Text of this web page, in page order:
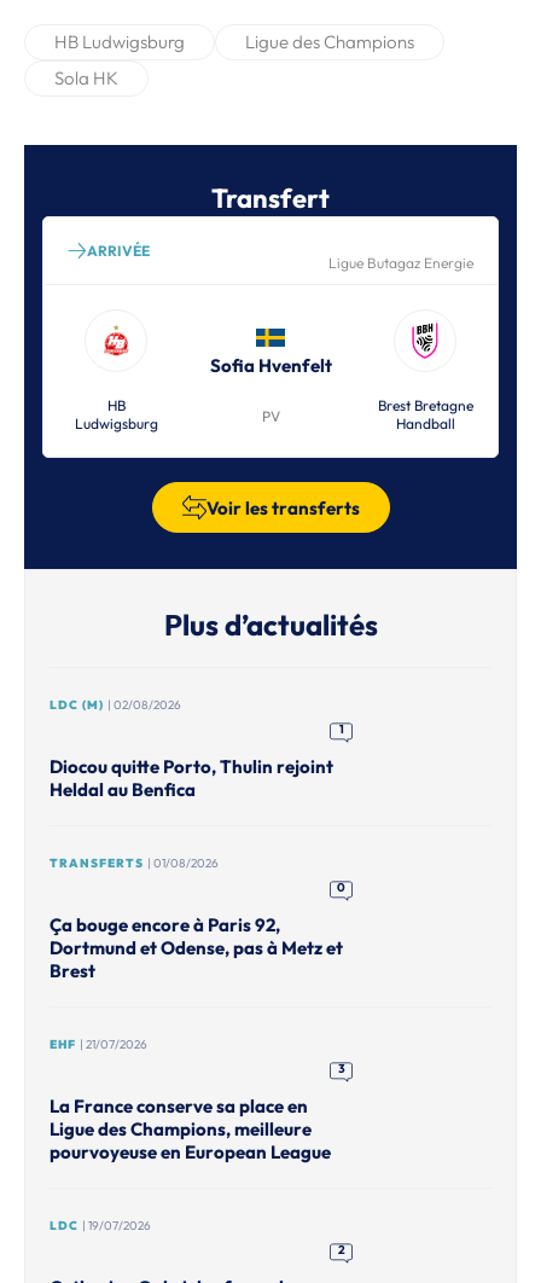
HB Ludwigsburg
Ligue des Champions
Sola HK
Transfert
ARRIVÉE
Ligue Butagaz Energie
HB
Ludwigsburg
Sofia Hvenfelt
PV
Brest Bretagne
Handball
Voir les transferts
Plus d’actualités
LDC (M) | 02/08/2026
1
Diocou quitte Porto, Thulin rejoint
Heldal au Benfica
TRANSFERTS | 01/08/2026
0
Ça bouge encore à Paris 92,
Dortmund et Odense, pas à Metz et
Brest
EHF | 21/07/2026
3
La France conserve sa place en
Ligue des Champions, meilleure
pourvoyeuse en European League
LDC | 19/07/2026
2